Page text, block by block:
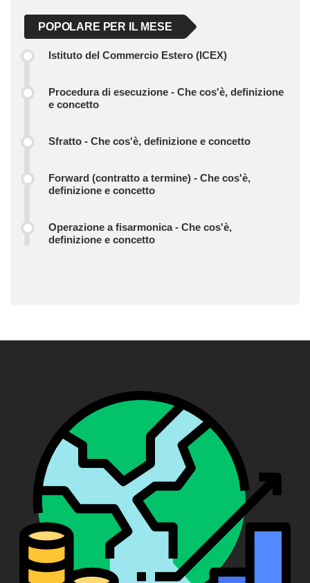
POPOLARE PER IL MESE
Istituto del Commercio Estero (ICEX)
Procedura di esecuzione - Che cos'è, definizione
e concetto
Sfratto - Che cos'è, definizione e concetto
Forward (contratto a termine) - Che cos'è,
definizione e concetto
Operazione a fisarmonica - Che cos'è,
definizione e concetto